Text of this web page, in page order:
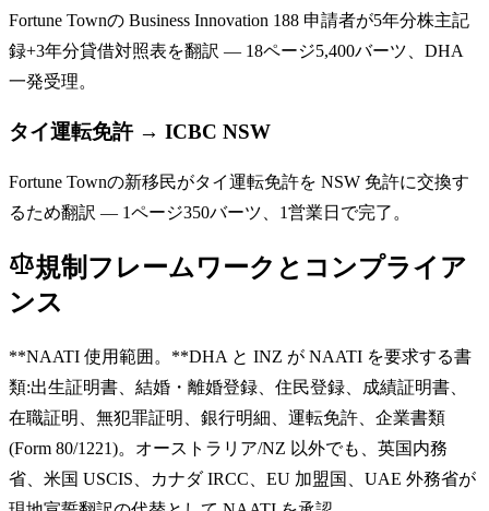
Fortune Townの Business Innovation 188 申請者が5年分株主記
録+3年分貸借対照表を翻訳 — 18ページ5,400バーツ、DHA
一発受理。
タイ運転免許 → ICBC NSW
Fortune Townの新移民がタイ運転免許を NSW 免許に交換す
るため翻訳 — 1ページ350バーツ、1営業日で完了。
規制フレームワークとコンプライア
ンス
**NAATI 使用範囲。**DHA と INZ が NAATI を要求する書
類:出生証明書、結婚・離婚登録、住民登録、成績証明書、
在職証明、無犯罪証明、銀行明細、運転免許、企業書類
(Form 80/1221)。オーストラリア/NZ 以外でも、英国内務
省、米国 USCIS、カナダ IRCC、EU 加盟国、UAE 外務省が